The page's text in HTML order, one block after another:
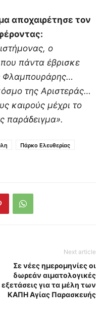
αποχαιρέτησε τον
ο
πάντα έβρισκε
Φλαμπουράρης…
της Αριστεράς…
καιρούς μέχρι το
παράδειγμα».
Πάρκο Ελευθερίας
Next article
Σε νέες ημερομηνίες οι
δωρεάν αιματολογικές
εξετάσεις για τα μέλη των
ΚΑΠΗ Αγίας Παρασκευής